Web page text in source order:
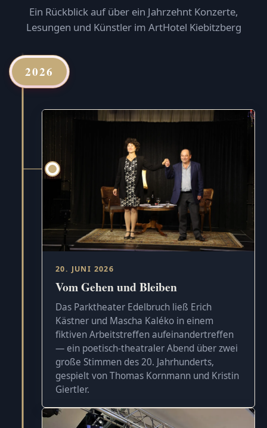
Ein Rückblick auf über ein Jahrzehnt Konzerte,
Lesungen und Künstler im ArtHotel Kiebitzberg
2026
20. JUNI 2026
Vom Gehen und Bleiben
Das Parktheater Edelbruch ließ Erich
Kästner und Mascha Kaléko in einem
fiktiven Arbeitstreffen aufeinandertreffen
— ein poetisch-theatraler Abend über zwei
große Stimmen des 20. Jahrhunderts,
gespielt von Thomas Kornmann und Kristin
Giertler.